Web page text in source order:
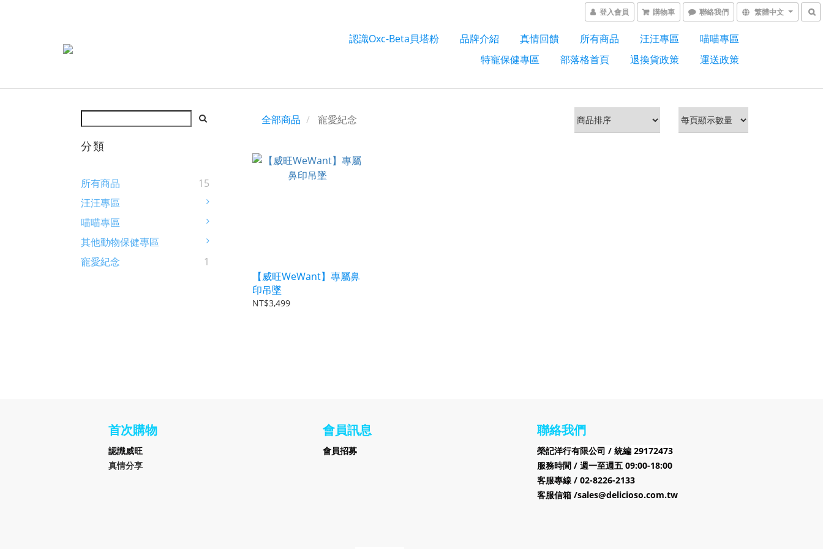
登入會員 購物車 聯絡我們 繁體中文
認識Oxc-Beta貝塔粉 品牌介紹 真情回饋 所有商品 汪汪專區
喵喵專區
特寵保健專區
部落格首頁 退換貨政策 運送政策
分類
所有商品
15
汪汪專區
喵喵專區
其他動物保健專區
寵愛紀念
1
全部商品 寵愛紀念
【威旺WeWant】專屬鼻
印吊墜
NT$3,499
首次購物
認識威旺
真情分享
會員訊息
會員招募
聯絡我們
榮記洋行有限公司 / 統編 29172473
服務時間 / 週一至週五 09:00-18:00
客服專線 / 02-8226-2133
客服信箱 /sales@delicioso.com.tw